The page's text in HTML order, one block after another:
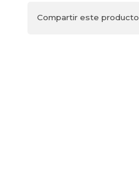
Compartir este producto